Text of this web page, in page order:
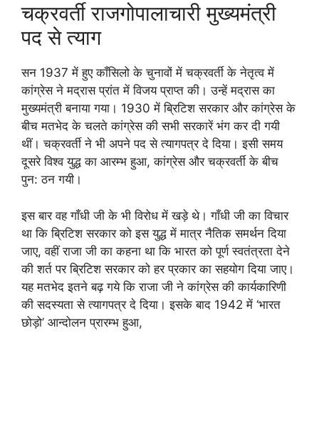
चक्रवर्ती राजगोपालाचारी मुख्यमंत्री
पद से त्याग
सन 1937 में हुए कॉंसिलो के चुनावों में चक्रवर्ती के नेतृत्व में
कांग्रेस ने मद्रास प्रांत में विजय प्राप्त की। उन्हें मद्रास का
मुख्यमंत्री बनाया गया। 1930 में ब्रिटिश सरकार और कांग्रेस के
बीच मतभेद के चलते कांग्रेस की सभी सरकारें भंग कर दी गयी
थीं। चक्रवर्ती ने भी अपने पद से त्यागपत्र दे दिया। इसी समय
दूसरे विश्व युद्ध का आरम्भ हुआ, कांग्रेस और चक्रवर्ती के बीच
पुन: ठन गयी।
इस बार वह गाँधी जी के भी विरोध में खड़े थे। गाँधी जी का विचार
था कि ब्रिटिश सरकार को इस युद्ध में मात्र नैतिक समर्थन दिया
जाए, वहीं राजा जी का कहना था कि भारत को पूर्ण स्वतंत्रता देने
की शर्त पर ब्रिटिश सरकार को हर प्रकार का सहयोग दिया जाए।
यह मतभेद इतने बढ़ गये कि राजा जी ने कांग्रेस की कार्यकारिणी
की सदस्यता से त्यागपत्र दे दिया। इसके बाद 1942 में ‘भारत
छोड़ो’ आन्दोलन प्रारम्भ हुआ,